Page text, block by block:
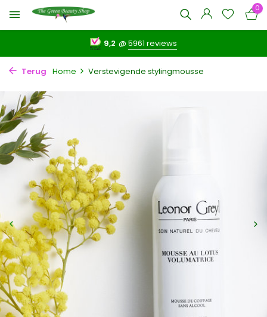
0
9,2 @5961 reviews
Terug Home Verstevigende stylingmousse